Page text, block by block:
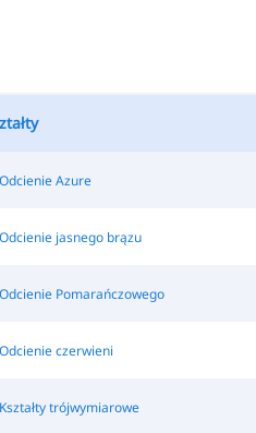
Odcienie Azure
Odcienie jasnego brązu
Odcienie Pomarańczowego
Odcienie czerwieni
Kształty trójwymiarowe